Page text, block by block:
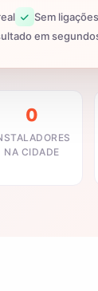
Sem
em
0
NA CIDADE